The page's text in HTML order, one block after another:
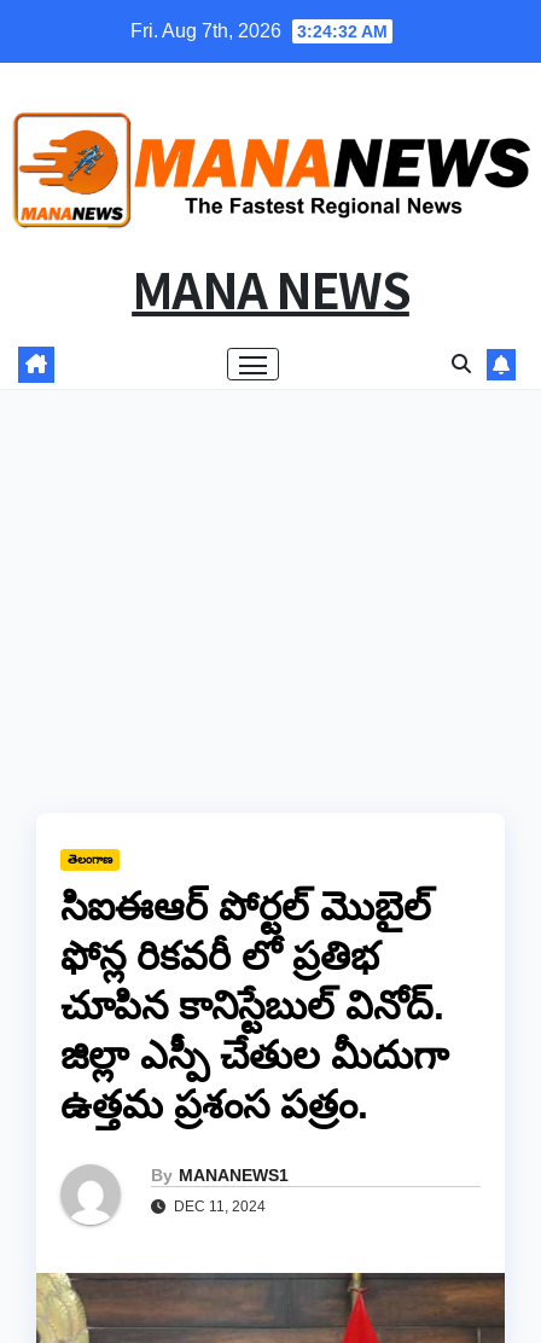
Fri. Aug 7th, 2026 3:24:33 AM
MANA NEWS
తెలంగాణ
సిఐఈఆర్ పోర్టల్ మొబైల్
ఫోన్ల రికవరీ లో ప్రతిభ
చూపిన కానిస్టేబుల్ వినోద్.
జిల్లా ఎస్పీ చేతుల మీదుగా
ఉత్తమ ప్రశంస పత్రం.
By MANANEWS1
DEC 11, 2024